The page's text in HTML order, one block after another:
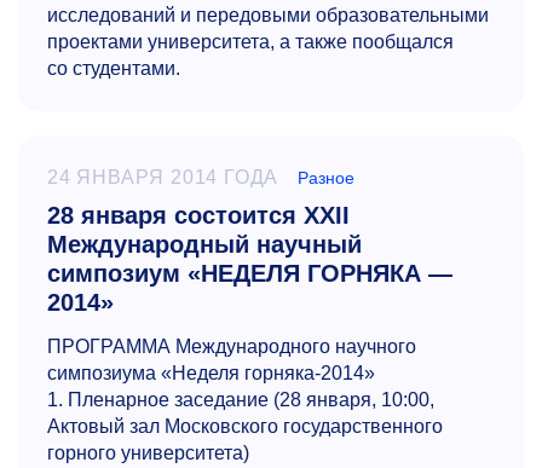
исследований и передовыми образовательными
проектами университета, а также пообщался
со студентами.
24 ЯНВАРЯ 2014 ГОДА Разное
28 января состоится XXII
Международный научный
симпозиум «НЕДЕЛЯ ГОРНЯКА —
2014»
ПРОГРАММА Международного научного
симпозиума «Неделя горняка-2014»
1. Пленарное заседание (28 января, 10:00,
Актовый зал Московского государственного
горного университета)